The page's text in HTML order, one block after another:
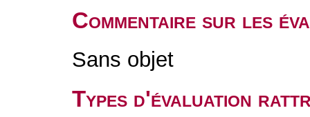
Commentaire sur les
Sans objet
Types d'évaluation